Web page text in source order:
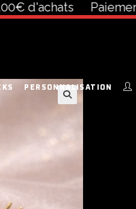
Paiements 3
PERSONNALISATION